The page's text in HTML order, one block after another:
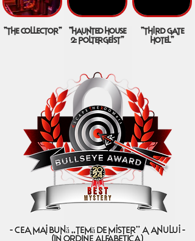
"the collector"
"haunted house
2: poltergeist"
"third gate
hotel"
- cea mai bună „temă de mister” a anului -
(IN ORDINE ALFABETICA)